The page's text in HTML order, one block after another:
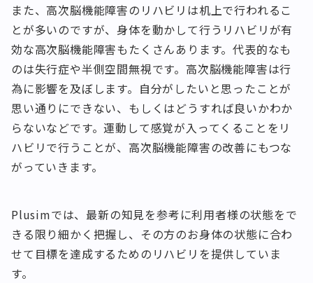
また、高次脳機能障害のリハビリは机上で行われるこ
とが多いのですが、身体を動かして行うリハビリが有
効な高次脳機能障害もたくさんあります。代表的なも
のは失行症や半側空間無視です。高次脳機能障害は行
為に影響を及ぼします。自分がしたいと思ったことが
思い通りにできない、もしくはどうすれば良いかわか
らないなどです。運動して感覚が入ってくることをリ
ハビリで行うことが、高次脳機能障害の改善にもつな
がっていきます。
Plusimでは、最新の知見を参考に利用者様の状態をで
きる限り細かく把握し、その方のお身体の状態に合わ
せて目標を達成するためのリハビリを提供していま
す。